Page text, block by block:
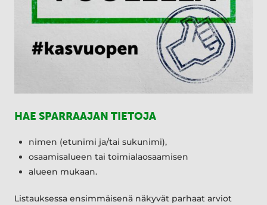
HAE SPARRAAJAN TIETOJA
nimen (etunimi ja/tai sukunimi),
osaamisalueen tai toimialaosaamisen
alueen mukaan.
Listauksessa ensimmäisenä näkyvät parhaat arviot